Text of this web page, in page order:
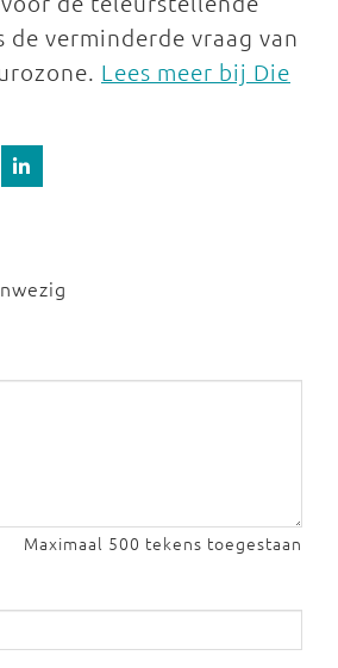
verminderde vraag van
Lees meer bij Die
Maximaal 500 tekens toegestaan